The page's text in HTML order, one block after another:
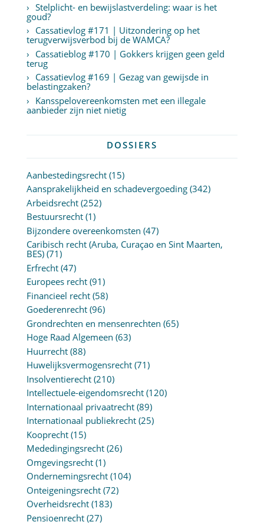
Stelplicht- en bewijslastverdeling: waar is het
goud?
Cassatievlog #171 | Uitzondering op het
terugverwijsverbod bij de WAMCA?
Cassatieblog #170 | Gokkers krijgen geen geld
terug
Cassatievlog #169 | Gezag van gewijsde in
belastingzaken?
Kansspelovereenkomsten met een illegale
aanbieder zijn niet nietig
DOSSIERS
Aanbestedingsrecht(15)
Aansprakelijkheid en schadevergoeding(342)
Arbeidsrecht(252)
Bestuursrecht(1)
Bijzondere overeenkomsten (47)
Caribisch recht (Aruba, Curaçao en Sint Maarten,
BES)(71)
Erfrecht(47)
Europees recht(91)
Financieel recht(58)
Goederenrecht(96)
Grondrechten en mensenrechten (65)
Hoge Raad Algemeen (63)
Huurrecht(88)
Huwelijksvermogensrecht(71)
Insolventierecht(210)
Intellectuele-eigendomsrecht(120)
Internationaal privaatrecht(89)
Internationaal publiekrecht(25)
Kooprecht(15)
Mededingingsrecht(26)
Omgevingsrecht(1)
Ondernemingsrecht(104)
Onteigeningsrecht(72)
Overheidsrecht(183)
Pensioenrecht(27)